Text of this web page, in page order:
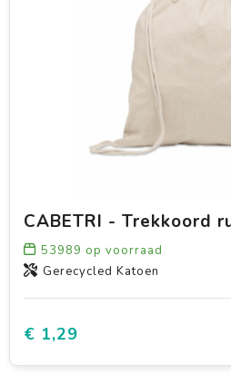
CABETRI - Trekkoord
53989 op voorraad
Gerecycled Katoen
€ 1,29